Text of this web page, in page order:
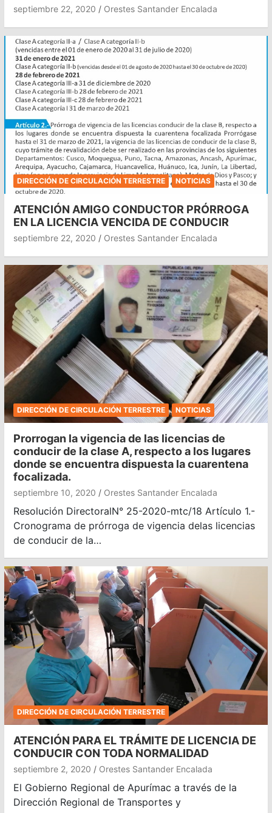
septiembre 22, 2020 Orestes Santander Encalada
DIRECCIÓN DE CIRCULACIÓN TERRESTRE NOTICIAS
ATENCIÓN AMIGO CONDUCTOR PRÓRROGA
EN LA LICENCIA VENCIDA DE CONDUCIR
septiembre 22, 2020 Orestes Santander Encalada
DIRECCIÓN DE CIRCULACIÓN TERRESTRE NOTICIAS
Prorrogan la vigencia de las licencias de
conducir de la clase A, respecto a los lugares
donde se encuentra dispuesta la cuarentena
focalizada.
septiembre 10, 2020 Orestes Santander Encalada
Resolución DirectoralN° 25-2020-mtc/18 Artículo 1.-
Cronograma de prórroga de vigencia delas licencias
de conducir de la…
DIRECCIÓN DE CIRCULACIÓN TERRESTRE
ATENCIÓN PARA EL TRÁMITE DE LICENCIA DE
CONDUCIR CON TODA NORMALIDAD
septiembre 2, 2020 Orestes Santander Encalada
El Gobierno Regional de Apurímac a través de la
Dirección Regional de Transportes y